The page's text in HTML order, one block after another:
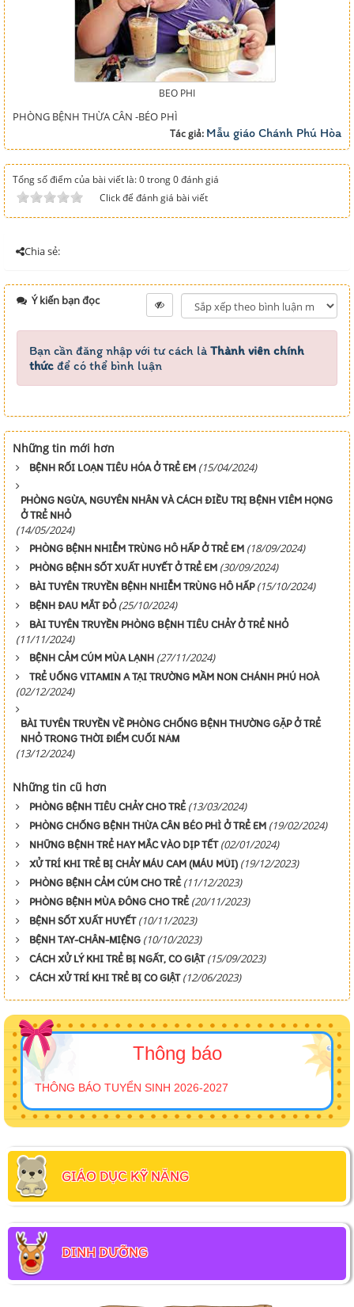
BEO PHI
PHÒNG BỆNH THỪA CÂN -BÉO PHÌ
Tác giả: Mẫu giáo Chánh Phú Hòa
Tổng số điểm của bài viết là: 0 trong 0 đánh giá
Click để đánh giá bài viết
Chia sẻ:
Ý kiến bạn đọc
Bạn cần đăng nhập với tư cách là Thành viên chính
thức để có thể bình luận
Những tin mới hơn
BỆNH RỐI LOẠN TIÊU HÓA Ở TRẺ EM (15/04/2024)
PHÒNG NGỪA, NGUYÊN NHÂN VÀ CÁCH ĐIỀU TRỊ BỆNH VIÊM HỌNG
Ở TRẺ NHỎ
(14/05/2024)
PHÒNG BỆNH NHIỄM TRÙNG HÔ HẤP Ở TRẺ EM (18/09/2024)
PHÒNG BỆNH SỐT XUẤT HUYẾT Ở TRẺ EM (30/09/2024)
BÀI TUYÊN TRUYỀN BỆNH NHIỄM TRÙNG HÔ HẤP (15/10/2024)
BỆNH ĐAU MẮT ĐỎ (25/10/2024)
BÀI TUYÊN TRUYỀN PHÒNG BỆNH TIÊU CHẢY Ở TRẺ NHỎ
(11/11/2024)
BỆNH CẢM CÚM MÙA LẠNH (27/11/2024)
TRẺ UỐNG VITAMIN A TẠI TRƯỜNG MẦM NON CHÁNH PHÚ HOÀ
(02/12/2024)
BÀI TUYÊN TRUYỀN VỀ PHÒNG CHỐNG BỆNH THƯỜNG GẶP Ở TRẺ
NHỎ TRONG THỜI ĐIỂM CUỐI NĂM
(13/12/2024)
Những tin cũ hơn
PHÒNG BỆNH TIÊU CHẢY CHO TRẺ (13/03/2024)
PHÒNG CHỐNG BỆNH THỪA CÂN BÉO PHÌ Ở TRẺ EM (19/02/2024)
NHỮNG BỆNH TRẺ HAY MẮC VÀO DỊP TẾT (02/01/2024)
XỬ TRÍ KHI TRẺ BỊ CHẢY MÁU CAM (MÁU MŨI) (19/12/2023)
PHÒNG BỆNH CẢM CÚM CHO TRẺ (11/12/2023)
PHÒNG BỆNH MÙA ĐÔNG CHO TRẺ (20/11/2023)
BỆNH SỐT XUẤT HUYẾT (10/11/2023)
BỆNH TAY-CHÂN-MIỆNG (10/10/2023)
CÁCH XỬ LÝ KHI TRẺ BỊ NGẤT, CO GIẬT (15/09/2023)
CÁCH XỬ TRÍ KHI TRẺ BỊ CO GIẬT (12/06/2023)
Thông báo
THÔNG BÁO TUYỂN SINH 2026-2027
GIÁO DỤC KỸ NĂNG
DINH DƯỠNG